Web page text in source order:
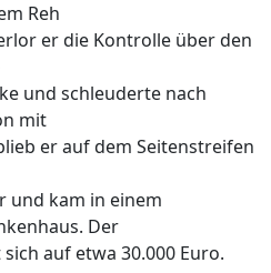
Reh
er die Kontrolle über den
und schleuderte nach
mit
er auf dem Seitenstreifen
und kam in einem
Der
auf etwa 30.000 Euro.